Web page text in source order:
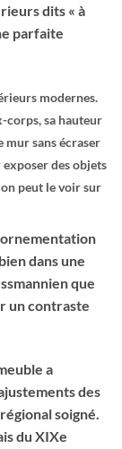
dits « à
parfaite
modernes.
corps, sa hauteur
mur sans écraser
des objets
on peut le voir sur
dans une
que
un contraste
a
des
soigné.
du XIXe